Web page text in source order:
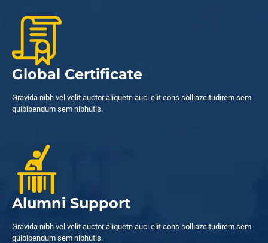
Global Certificate
Gravida nibh vel velit auctor aliquetn auci elit cons solliazcitudirem sem
quibibendum sem nibhutis.
Alumni Support
Gravida nibh vel velit auctor aliquetn auci elit cons solliazcitudirem sem
quibibendum sem nibhutis.